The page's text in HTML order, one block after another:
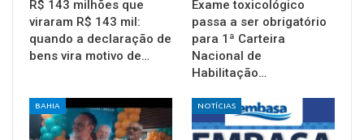
R$ 143 milhões que
viraram R$ 143 mil:
quando a declaração de
bens vira motivo de…
Exame toxicológico
passa a ser obrigatório
para 1ª Carteira
Nacional de
Habilitação…
BAHIA NOTÍCIAS